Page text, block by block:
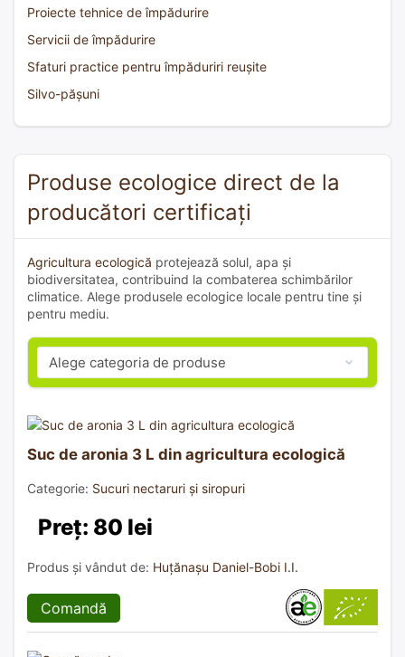
Proiecte tehnice de împădurire
Servicii de împădurire
Sfaturi practice pentru împăduriri reușite
Silvo-pășuni
Produse ecologice direct de la
producători certificați
Agricultura ecologică protejează solul, apa și
biodiversitatea, contribuind la combaterea schimbărilor
climatice. Alege produsele ecologice locale pentru tine și
pentru mediu.
Suc de aronia 3 L din agricultura ecologică
Categorie: Sucuri nectaruri și siropuri
Preț: 80 lei
Produs și vândut de: Huțănașu Daniel-Bobi I.I.
Comandă